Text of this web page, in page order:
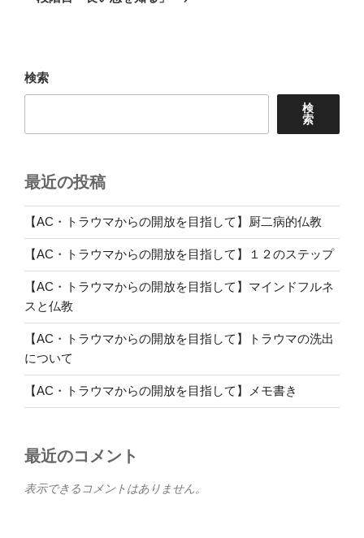
ン
検索
検
索
最近の投稿
【AC・トラウマからの開放を目指して】厨二病的仏教
【AC・トラウマからの開放を目指して】１２のステップ
【AC・トラウマからの開放を目指して】マインドフルネ
スと仏教
【AC・トラウマからの開放を目指して】トラウマの洗出
について
【AC・トラウマからの開放を目指して】メモ書き
最近のコメント
表示できるコメントはありません。